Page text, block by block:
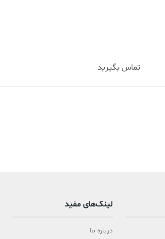
تماس بگیرید
لینک‌های مفید
درباره ما